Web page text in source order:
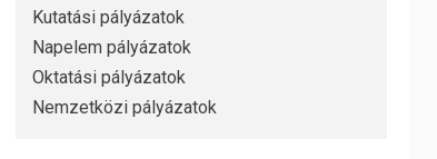
Kutatási pályázatok
Napelem pályázatok
Oktatási pályázatok
Nemzetközi pályázatok